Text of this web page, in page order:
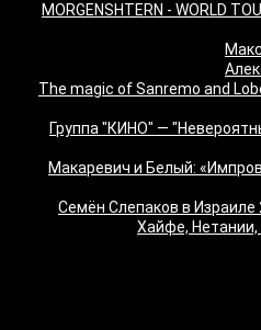
MORGENSHTERN - WORLD
"The magic of Sanremo and
Группа "КИНО" —
Макаревич и Белый:
Семён Слепаков в
Хайфе, Нетании,